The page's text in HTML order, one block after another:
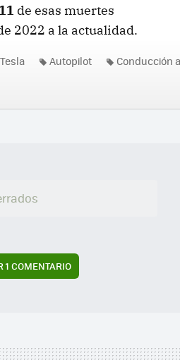
11 de esas muertes
2022 a la actualidad.
Tesla Autopilot Conducción
1 COMENTARIO